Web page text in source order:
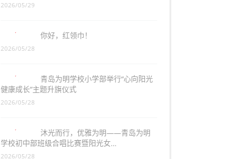
2026/05/29
你好，红领巾！
2026/05/28
青岛为明学校小学部举行“心向阳光
健康成长”主题升旗仪式
2026/05/28
沐光而行，优雅为明——青岛为明
学校初中部班级合唱比赛暨阳光女…
2026/05/28